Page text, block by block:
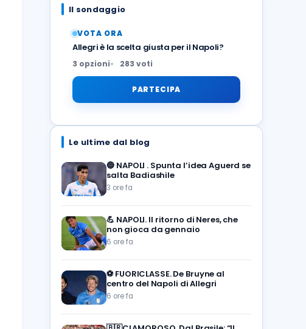
Il sondaggio
VOTA ORA
Allegri è la scelta giusta per il Napoli?
3 opzioni 283 voti
PARTECIPA
Le ultime dal blog
🔵 NAPOLI . Spunta l’idea Aguerd se
salta Badiashile
3 ore fa
💪 NAPOLI. Il ritorno di Neres, che
non gioca da gennaio
6 ore fa
⚽️ FUORICLASSE. De Bruyne al
centro del Napoli di Allegri
6 ore fa